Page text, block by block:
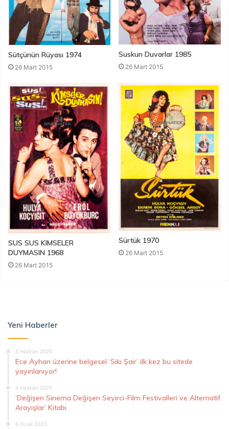
Sütçünün Rüyası 1974
26 Mart 2015
Suskun Duvarlar 1985
26 Mart 2015
SUS SUS KIMSELER
DUYMASIN 1968
26 Mart 2015
Sürtük 1970
26 Mart 2015
Yeni Haberler
5 Haziran 2025
Ece Ayhan üzerine belgesel ‘Sıkı Şair’ ilk kez bu sitede
yayınlanıyor!
4 Haziran 2025
‘Değişen Sinema Değişen Seyirci-Film Festivalleri ve Alternatif
Arayışlar’ Kitabı
6 Ocak 2023